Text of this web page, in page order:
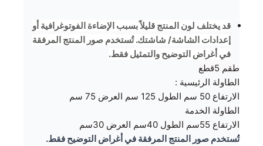
قد يختلف لون المنتج قليلاً بسبب الإضاءة الفوتوغرافية أو
إعدادات الشاشة/ شاشتك. تُستخدم صور المنتج المرفقة
في أغراض التوضيح والتمثيل فقط.
طقم 5قطع
الطاولة الرئيسية :
الارتفاع 50 سم الطول 125 سم العرض 75 سم
الطاولة الخدمة
الارتفاع 55سم الطول 40سم العرض 30سم
تُستخدم صور المنتج المرفقة في أغراض التوضيح فقط.